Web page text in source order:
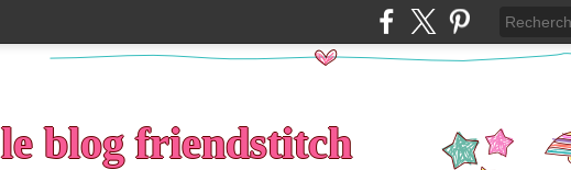
le blog friendstitch